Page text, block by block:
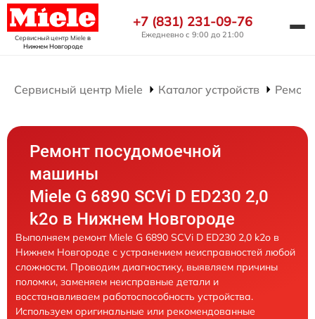
Сервисный центр Mieleв
Нижнем Новгороде
+7 (831) 231-09-76
Ежедневно с 9:00 до 21:00
Сервисный центр Miele Каталог устройств
Ремонт посудомоечной
машины
Miele G 6890 SCVi D ED230 2,0
k2o в Нижнем Новгороде
Выполняем ремонт Miele G 6890 SCVi D ED230 2,0 k2o в
Нижнем Новгороде с устранением неисправностей любой
сложности. Проводим диагностику, выявляем причины
поломки, заменяем неисправные детали и
восстанавливаем работоспособность устройства.
Используем оригинальные или рекомендованные